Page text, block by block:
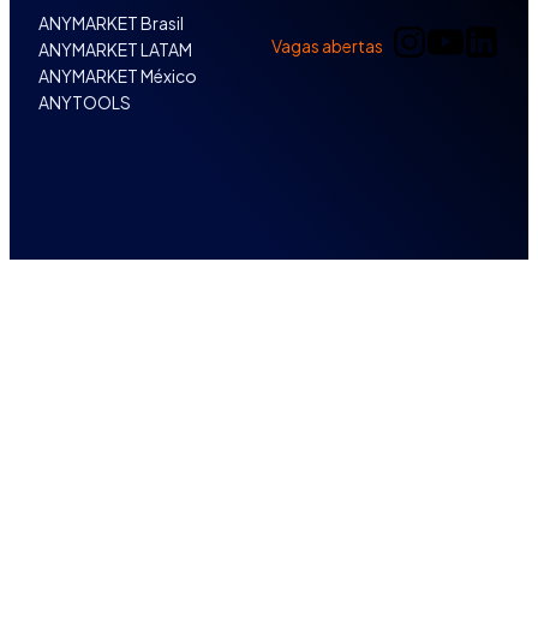
ANYMARKET Brasil
ANYMARKET LATAM
ANYMARKET México
ANYTOOLS
Vagas abertas